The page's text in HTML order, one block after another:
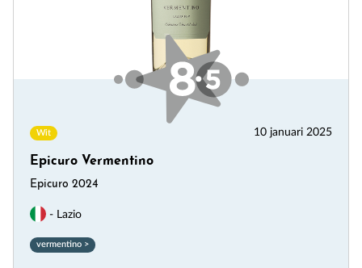
Wit 10 januari 2025
Epicuro Vermentino
Epicuro 2024
- Lazio
vermentino >